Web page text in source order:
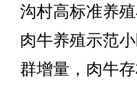
沟村高标准养
肉牛养殖示范
群增量，肉牛存